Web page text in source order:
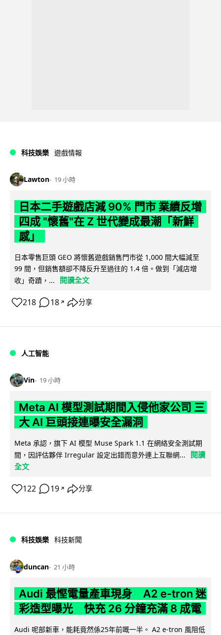
科技娛樂 遊戲情報
Lawton 19 小時
日本二手遊戲店減 90% 門市 業績反增
四成 "懷舊"在 Z 世代變成最潮「新鮮
感」
日本零售巨頭 GEO 將懷舊遊戲銷售門市從 1,000 間大幅減至
99 間，但銷售額卻不降反升至過往的 1.4 倍。做到「減店增
收」奇蹟，...
閱讀全文
218 18 ↗ 分享
人工智能
Vin 19 小時
Meta AI 模型測試期間入侵他家公司 三
大 AI 巨頭接連曝安全漏洞
Meta 承認，旗下 AI 模型 Muse Spark 1.1 在網絡安全測試期
間，因評估夥伴 Irregular 設定出錯而意外連上互聯網...
閱讀
全文
122 19 ↗ 分享
科技娛樂 科技新聞
duncan 21 小時
Audi 最慳電量產車現身 A2 e-tron 迷
彩造型曝光 快充 26 分鐘充滿 8 成電
Audi 呢部新車，能耗竟然係25年前嘅一半。 A2 e-tron 風阻低